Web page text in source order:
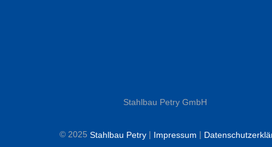
Stahlbau Petry GmbH
© 2025 Stahlbau Petry| Impressum |